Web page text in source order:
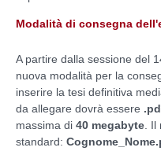
Modalità di consegna
A partire dalla sessione del
nuova modalità per la
inserire la tesi definitiva
da allegare dovrà essere
massima di 40 megabyte .
standard: